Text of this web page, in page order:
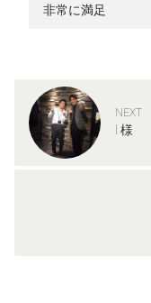
非常に満足
NEXT
I 様